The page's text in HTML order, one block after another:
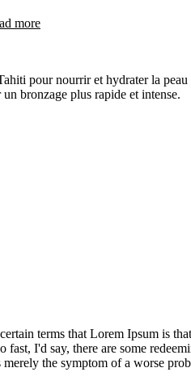
more
pour nourrir et hydrater la peau
bronzage plus rapide et intense.
terms that Lorem Ipsum is that
I'd say, there are some
the symptom of a worse